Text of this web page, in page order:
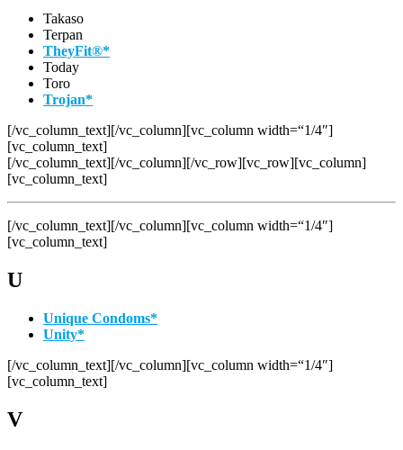
Takaso
Terpan
TheyFit®*
Today
Toro
Trojan*
[/vc_column_text][/vc_column][vc_column width=“1/4″]
[vc_column_text]
[/vc_column_text][/vc_column][/vc_row][vc_row][vc_column]
[vc_column_text]
[/vc_column_text][/vc_column][vc_column width=“1/4″]
[vc_column_text]
U
Unique Condoms*
Unity*
[/vc_column_text][/vc_column][vc_column width=“1/4″]
[vc_column_text]
V